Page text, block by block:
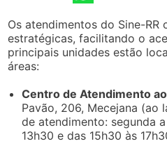
Os atendimentos do Sine-
estratégicas, facilitando o
principais unidades estão
áreas:
Centro de Atendimento
Pavão, 206, Mecejana (ao
de atendimento: segunda
13h30 e das 15h30 às